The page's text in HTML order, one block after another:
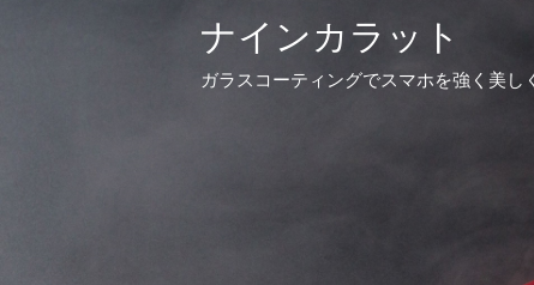
ナインカラット
ガラスコーティングでスマホを強く美し